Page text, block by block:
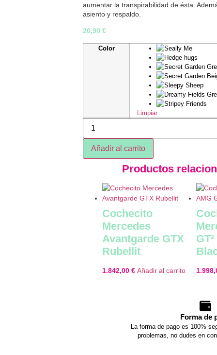
aumentar la transpirabilidad de ésta.
asiento y respaldo.
20,90 €
Color
Limpiar
Añadir al carrito
Productos
Cochecito
Mercedes
Avantgarde GTX
Rubellit
1.842,00 € Añadir al carrito
Forma de
La forma de pago es 100%
problemas, no dudes en